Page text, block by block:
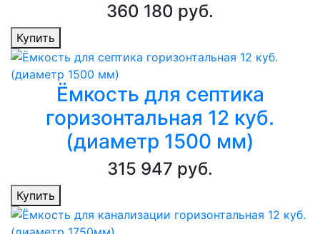
360 180 руб.
Купить
Ёмкость для септика
горизонтальная 12 куб.
(диаметр 1500 мм)
315 947 руб.
Купить